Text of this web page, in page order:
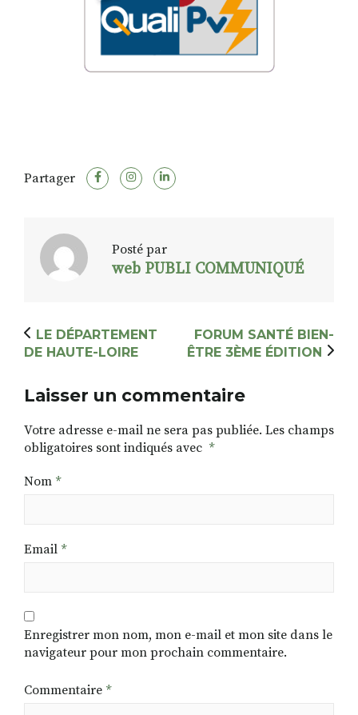
Partager
Posté par
web PUBLI COMMUNIQUÉ
LE DÉPARTEMENT
DE HAUTE-LOIRE
FORUM SANTÉ BIEN-
ÊTRE 3ÈME ÉDITION
Laisser un commentaire
Votre adresse e-mail ne sera pas publiée. Les champs
obligatoires sont indiqués avec *
Nom *
Email *
Enregistrer mon nom, mon e-mail et mon site dans le
navigateur pour mon prochain commentaire.
Commentaire *